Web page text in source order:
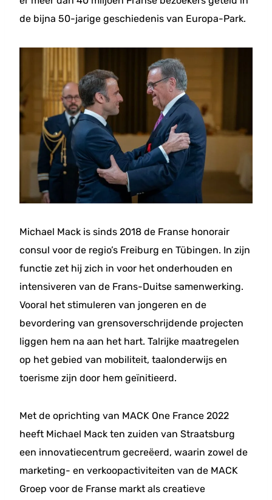
de bijna 50-jarige geschiedenis van Europa-Park.
Michael Mack is sinds 2018 de Franse honorair
consul voor de regio’s Freiburg en Tübingen. In zijn
functie zet hij zich in voor het onderhouden en
intensiveren van de Frans-Duitse samenwerking.
Vooral het stimuleren van jongeren en de
bevordering van grensoverschrijdende projecten
liggen hem na aan het hart. Talrijke maatregelen
op het gebied van mobiliteit, taalonderwijs en
toerisme zijn door hem geïnitieerd.
Met de oprichting van MACK One France 2022
heeft Michael Mack ten zuiden van Straatsburg
een innovatiecentrum gecreëerd, waarin zowel de
marketing- en verkoopactiviteiten van de MACK
Groep voor de Franse markt als creatieve